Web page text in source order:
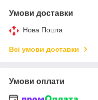
Умови доставки
Нова Пошта
Всі умови доставки
Умови оплати